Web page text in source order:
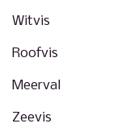
Witvis
Roofvis
Meerval
Zeevis